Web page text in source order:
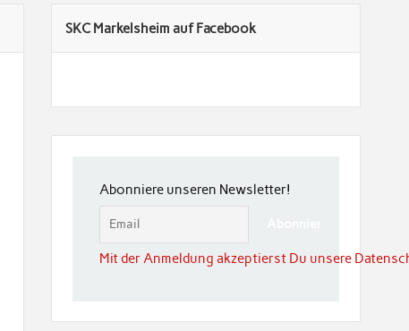
SKC Markelsheim auf Facebook
Abonniere unseren Newsletter!
Mit der Anmeldung akzeptierst Du unsere